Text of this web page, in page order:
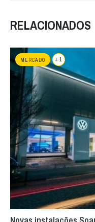
RELACIONADOS
MERCADO + 1